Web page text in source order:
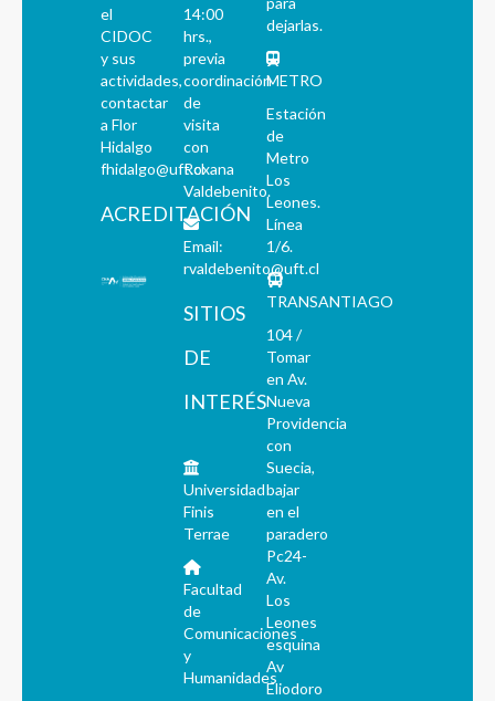
el
CIDOC
y sus
actividades,
contactar
a Flor
Hidalgo
fhidalgo@uft.cl
ACREDITACIÓN
14:00
hrs.,
previa
coordinación
de
visita
con
Roxana
Valdebenito.
Email:
rvaldebenito@uft.cl
SITIOS
DE
INTERÉS
Universidad
Finis
Terrae
Facultad
de
Comunicaciones
y
Humanidades
dejarlas.
METRO
Estación
de
Metro
Los
Leones.
Línea
1/6.
TRANSANTIAGO
104 /
Tomar
en Av.
Nueva
Providencia
con
Suecia,
bajar
en el
paradero
Pc24-
Av.
Los
Leones
esquina
Av
Eliodoro